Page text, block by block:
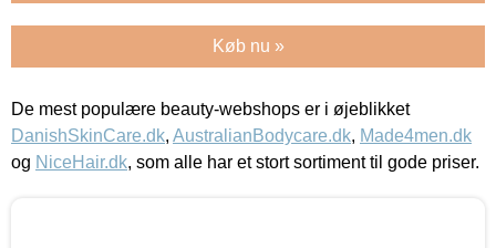
Køb nu »
De mest populære beauty-webshops er i øjeblikket
DanishSkinCare.dk, AustralianBodycare.dk, Made4men.dk
og NiceHair.dk, som alle har et stort sortiment til gode priser.